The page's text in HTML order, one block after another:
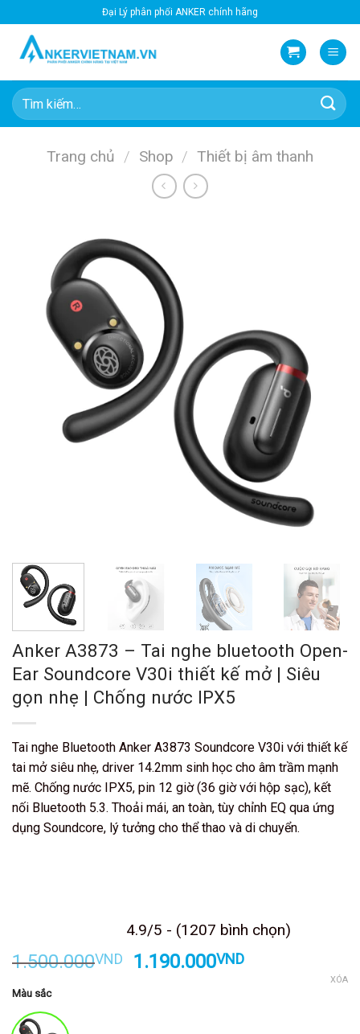
qua
Đại Lý phân phối ANKER chính hãng
Tìm
kiếm:
Trang chủ / Shop / Thiết bị âm thanh
Anker A3873 – Tai nghe bluetooth Open-
Ear Soundcore V30i thiết kế mở | Siêu
gọn nhẹ | Chống nước IPX5
Tai nghe Bluetooth Anker A3873 Soundcore V30i với thiết kế
tai mở siêu nhẹ, driver 14.2mm sinh học cho âm trầm mạnh
mẽ. Chống nước IPX5, pin 12 giờ (36 giờ với hộp sạc), kết
nối Bluetooth 5.3. Thoải mái, an toàn, tùy chỉnh EQ qua ứng
dụng Soundcore, lý tưởng cho thể thao và di chuyển.
4.9/5 - (1207 bình chọn)
1.500.000VND
Giá
1.190.000VNDGiá
Màu sắc
XÓA